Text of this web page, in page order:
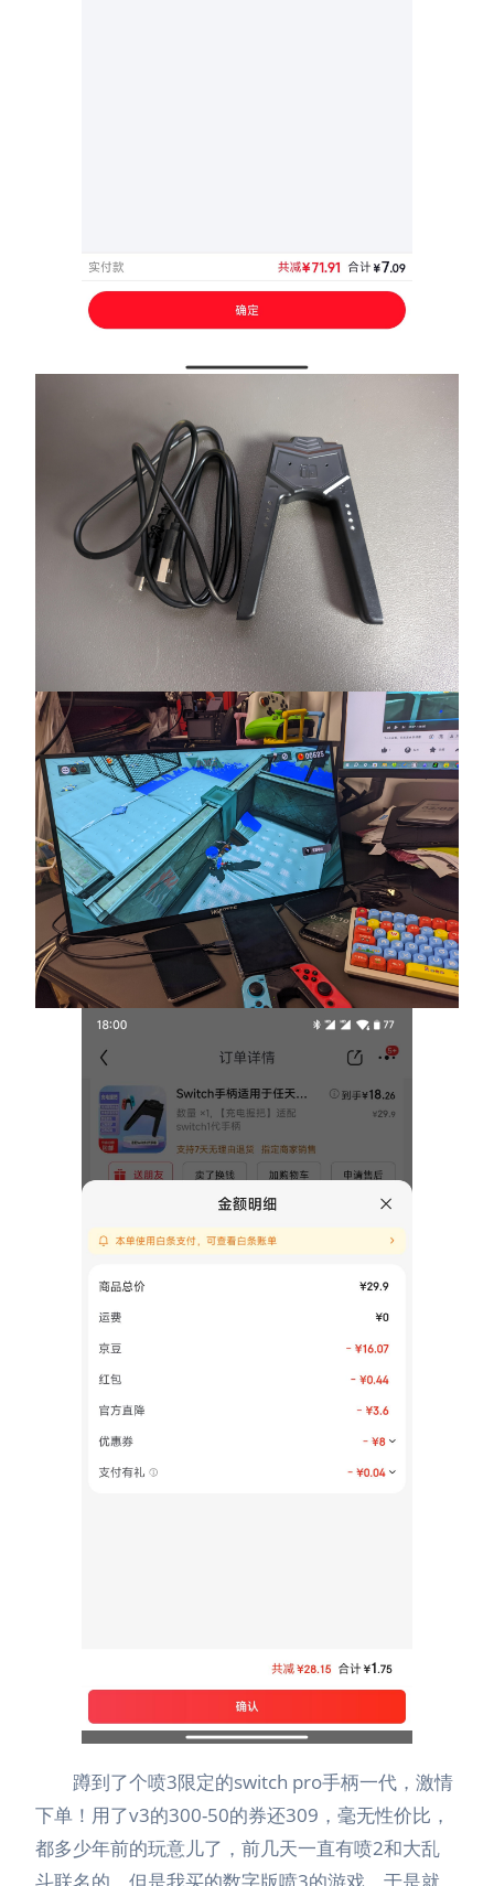
蹲到了个喷3限定的switch pro手柄一代，激情
下单！用了v3的300-50的券还309，毫无性价比，
都多少年前的玩意儿了，前几天一直有喷2和大乱